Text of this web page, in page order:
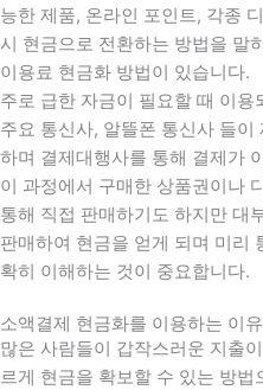
능한 제품, 온라인 포인트, 각종
시 현금으로 전환하는 방법을 말
이용료 현금화 방법이 있습니다.
주로 급한 자금이 필요할 때 이용
주요 통신사, 알뜰폰 통신사 들
하며 결제대행사를 통해 결제가
이 과정에서 구매한 상품권이나
통해 직접 판매하기도 하지만 대
판매하여 현금을 얻게 되며 미리
확히 이해하는 것이 중요합니다.
소액결제 현금화를 이용하는 이유
많은 사람들이 갑작스러운 지출
르게 현금을 확보할 수 있는 방법